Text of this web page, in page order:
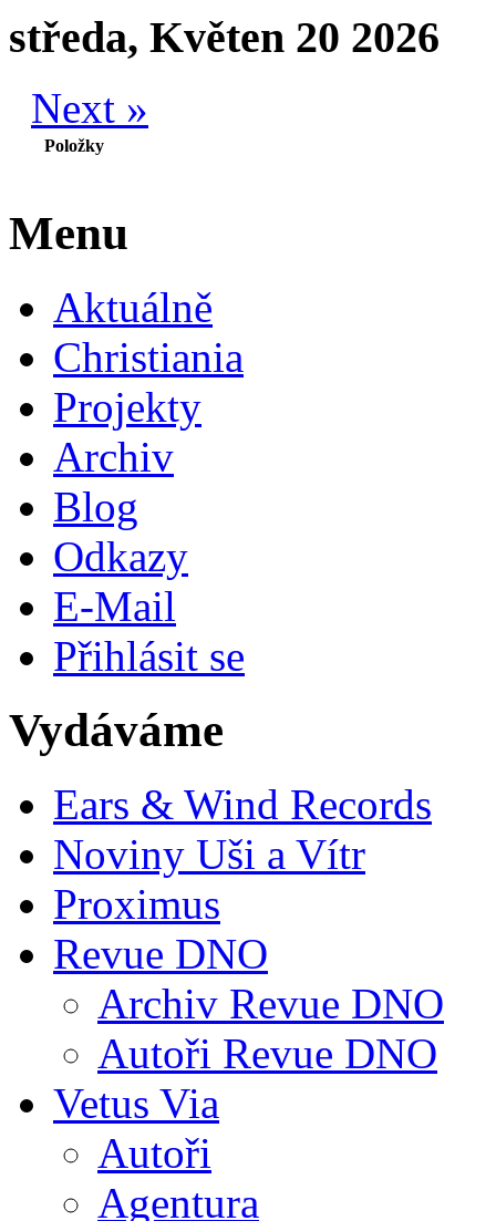
středa, Květen 20 2026
Next »
Položky
Menu
Aktuálně
Christiania
Projekty
Archiv
Blog
Odkazy
E-Mail
Přihlásit se
Vydáváme
Ears & Wind Records
Noviny Uši a Vítr
Proximus
Revue DNO
Archiv Revue DNO
Autoři Revue DNO
Vetus Via
Autoři
Agentura